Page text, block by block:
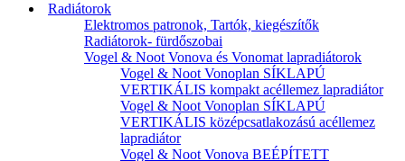
Radiátorok
Elektromos patronok, Tartók, kiegészítők
Radiátorok- fürdőszobai
Vogel & Noot Vonova és Vonomat lapradiátorok
Vogel & Noot Vonoplan SÍKLAPÚ
VERTIKÁLIS kompakt acéllemez lapradiátor
Vogel & Noot Vonoplan SÍKLAPÚ
VERTIKÁLIS középcsatlakozású acéllemez
lapradiátor
Vogel & Noot Vonova BEÉPÍTETT